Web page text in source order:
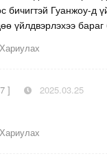
бичигтэй Гуанжоу-д
үйлдвэрлэхээ бараг
Хариулах
] 2025.03.25
Хариулах